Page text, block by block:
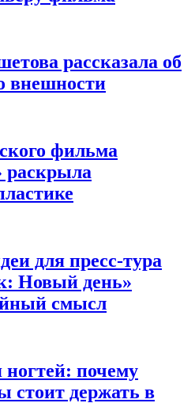
рассказала об
внешности
фильма
раскрыла
для пресс-тура
Новый день»
смысл
почему
стоит держать в